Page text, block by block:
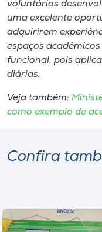
voluntários
uma excelente
adquirirem
espaços
funcional, pois
diárias.
Veja também:
como exemplo de
Confira